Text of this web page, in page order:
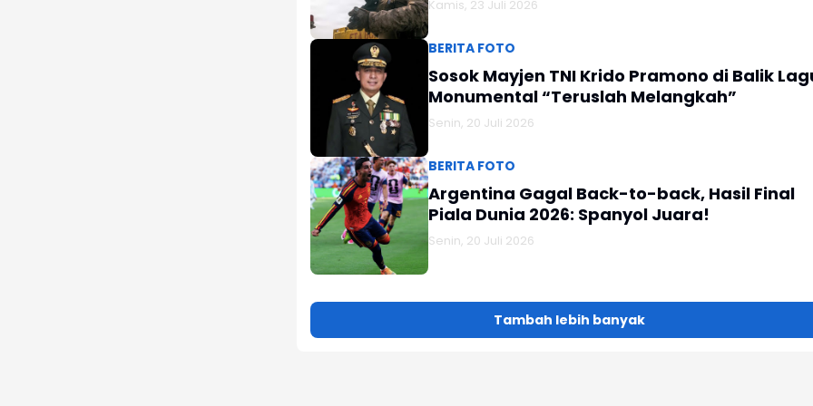
Kamis, 23 Juli 2026
BERITA FOTO
Sosok Mayjen TNI Krido Pramono di Balik
Monumental “Teruslah Melangkah”
Senin, 20 Juli 2026
BERITA FOTO
Argentina Gagal Back-to-back, Hasil Final
Piala Dunia 2026: Spanyol Juara!
Senin, 20 Juli 2026
Tambah lebih banyak